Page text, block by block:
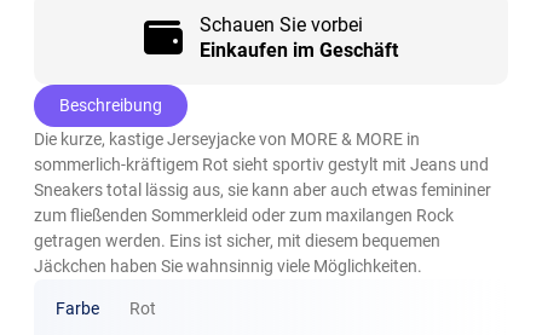
Schauen Sie vorbei
Einkaufen im Geschäft
Beschreibung
Die kurze, kastige Jerseyjacke von MORE & MORE in
sommerlich-kräftigem Rot sieht sportiv gestylt mit Jeans und
Sneakers total lässig aus, sie kann aber auch etwas femininer
zum fließenden Sommerkleid oder zum maxilangen Rock
getragen werden. Eins ist sicher, mit diesem bequemen
Jäckchen haben Sie wahnsinnig viele Möglichkeiten.
Farbe Rot